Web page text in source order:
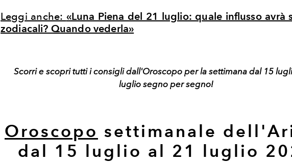
Leggi anche: «Luna Piena del 21 luglio: quale influsso avrà
zodiacali? Quando vederla»
Scorri e scopri tutti i consigli dall'Oroscopo per la settimana dal 15
luglio segno per segno!
Oroscopo settimanale
dal 15 luglio al 21 luglio